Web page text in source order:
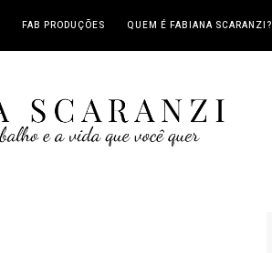
FAB PRODUÇÕES QUEM É FABIANA SCARANZI?